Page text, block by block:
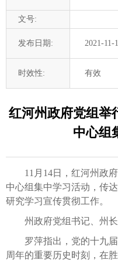
文号:
发布日期: 2021-11-
时效性: 有效
红河州政府党组举
中心组
11月14日，红河州政府
中心组集中学习活动，传
研究学习宣传贯彻工作。
州政府党组书记、州长
罗萍指出，党的十九届
周年的重要历史时刻，在